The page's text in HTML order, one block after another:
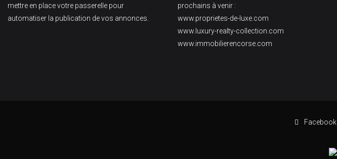
mettre en place votre passerelle pour
automatiser la publication de vos annonces.
prochains à venir :
www.proprietes-de-luxe.com
www.luxury-realty-collection.com
www.immobilierencorse.com
Facebook